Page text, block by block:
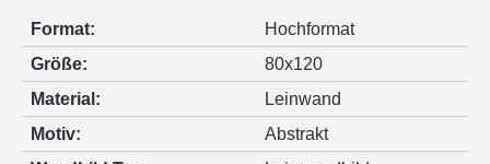
Format:
Hochformat
Größe:
80x120
Material:
Leinwand
Motiv:
Abstrakt